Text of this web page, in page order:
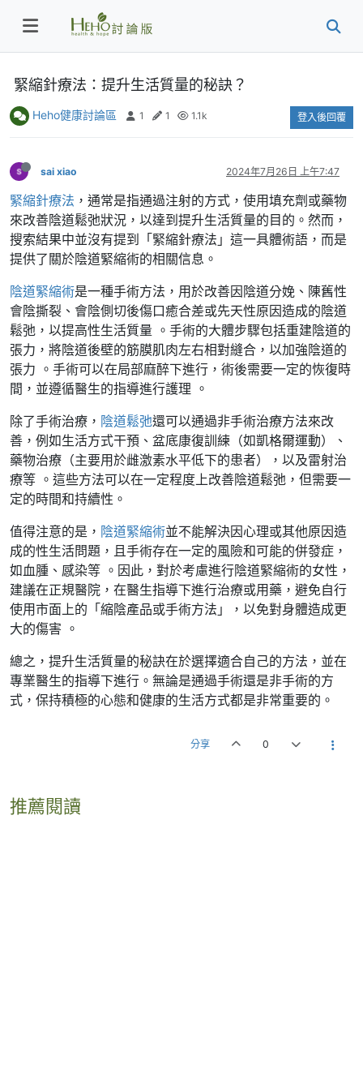
緊縮針療法：提升生活質量的秘訣？
Heho健康討論區 1 1 1.1k 登入後回覆
sai xiao 2024年7月26日 上午7:47
緊縮針療法 ，通常是指通過注射的方式，使用填充劑或藥物
來改善陰道鬆弛狀況，以達到提升生活質量的目的。然而，
搜索結果中並沒有提到「緊縮針療法」這一具體術語，而是
提供了關於陰道緊縮術的相關信息。
陰道緊縮術是一種手術方法，用於改善因陰道分娩、陳舊性
會陰撕裂、會陰側切後傷口癒合差或先天性原因造成的陰道
鬆弛，以提高性生活質量 。手術的大體步驟包括重建陰道的
張力，將陰道後壁的筋膜肌肉左右相對縫合，以加強陰道的
張力 。手術可以在局部麻醉下進行，術後需要一定的恢復時
間，並遵循醫生的指導進行護理 。
除了手術治療， 陰道鬆弛還可以通過非手術治療方法來改
善，例如生活方式干預、盆底康復訓練（如凱格爾運動）、
藥物治療（主要用於雌激素水平低下的患者），以及雷射治
療等 。這些方法可以在一定程度上改善陰道鬆弛，但需要一
定的時間和持續性。
值得注意的是， 陰道緊縮術並不能解決因心理或其他原因造
成的性生活問題，且手術存在一定的風險和可能的併發症，
如血腫、感染等 。因此，對於考慮進行陰道緊縮術的女性，
建議在正規醫院，在醫生指導下進行治療或用藥，避免自行
使用市面上的「縮陰產品或手術方法」，以免對身體造成更
大的傷害 。
總之，提升生活質量的秘訣在於選擇適合自己的方法，並在
專業醫生的指導下進行。無論是通過手術還是非手術的方
式，保持積極的心態和健康的生活方式都是非常重要的。
分享 0
推薦閱讀